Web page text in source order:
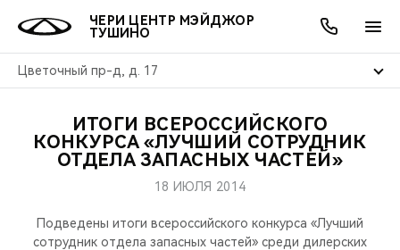
ЧЕРИ ЦЕНТР МЭЙДЖОР
ТУШИНО
Цветочный пр-д, д. 17
МОДЕЛИ
КРОССОВЕРЫ
ПОКУПАТЕЛЯМ
КРЕДИТ И СТРАХОВАНИЕ
ВЛАДЕЛЬЦАМ
ЗАПЧАСТИ И АКСЕССУАРЫ
МИР CHERY
О БРЕНДЕ
АКЦИИ
ОНЛАЙН СЕРВИСЫ
КРЕДИТ
О КОМПАНИИ
МЫ В СОЦСЕТЯХ
ИТОГИ ВСЕРОССИЙСКОГО
КОНКУРСА «ЛУЧШИЙ СОТРУДНИК
ОТДЕЛА ЗАПАСНЫХ ЧАСТЕЙ»
18 ИЮЛЯ 2014
Подведены итоги всероссийского конкурса «Лучший
сотрудник отдела запасных частей» среди дилерских